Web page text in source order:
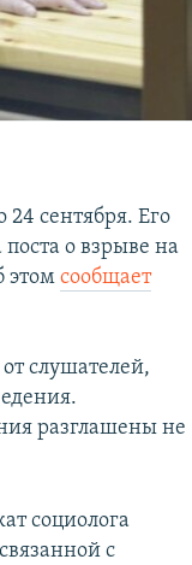
24 сентября. Его
о взрыве на
этомсообщает
слушателей,
разглашены не
социолога
с